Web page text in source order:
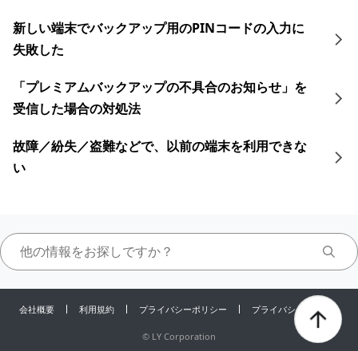
新しい端末でバックアップ用のPINコードの入力に
失敗した
「プレミアムバックアップの不具合のお知らせ」を
受信した場合の対処法
故障／紛失／盗難などで、以前の端末を利用できな
い
会社概要 利用規約 プライバシーポリシー プライバシーセンター
© LY Corporation